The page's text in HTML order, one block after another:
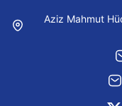
Aziz Mahmut